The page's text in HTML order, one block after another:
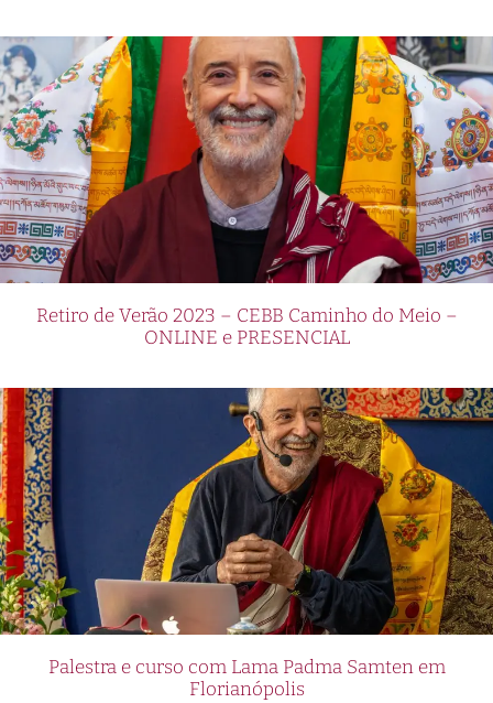
Retiro de Verão 2023 – CEBB Caminho do Meio –
ONLINE e PRESENCIAL
Palestra e curso com Lama Padma Samten em
Florianópolis